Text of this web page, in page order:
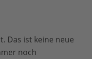
Das ist keine neue
noch